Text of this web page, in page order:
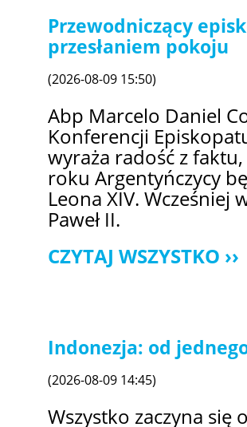
Przewodniczący
przesłaniem pokoju
(2026-08-09 15:50)
Abp Marcelo Daniel
Konferencji
wyraża radość z
roku Argentyńczycy
Leona XIV. Wcześniej
Paweł II.
CZYTAJ WSZYSTKO
Indonezja: od
(2026-08-09 14:45)
Wszystko zaczyna się